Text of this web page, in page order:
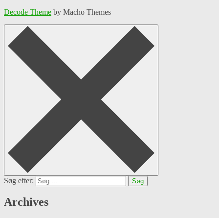
Decode Theme by Macho Themes
Søg efter:
Archives